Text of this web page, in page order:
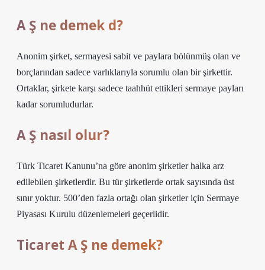
A Ş ne demek d?
Anonim şirket, sermayesi sabit ve paylara bölünmüş olan ve
borçlarından sadece varlıklarıyla sorumlu olan bir şirkettir.
Ortaklar, şirkete karşı sadece taahhüt ettikleri sermaye payları
kadar sorumludurlar.
A Ş nasıl olur?
Türk Ticaret Kanunu’na göre anonim şirketler halka arz
edilebilen şirketlerdir. Bu tür şirketlerde ortak sayısında üst
sınır yoktur. 500’den fazla ortağı olan şirketler için Sermaye
Piyasası Kurulu düzenlemeleri geçerlidir.
Ticaret A Ş ne demek?